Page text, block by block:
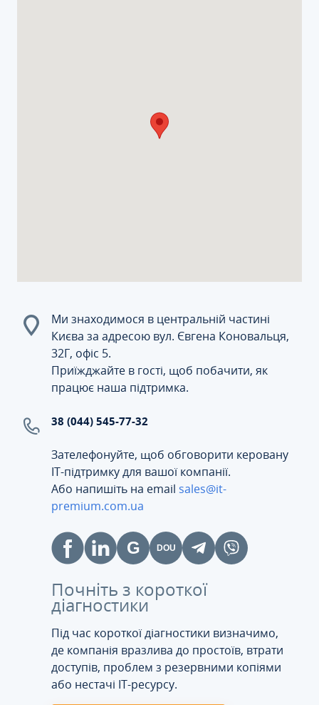
Ми знаходимося в центральній частині
Києва за адресою вул. Євгена Коновальця,
32Г, офіс 5.
Приїжджайте в гості, щоб побачити, як
працює наша підтримка.
38 (044) 545-77-32
Зателефонуйте, щоб обговорити керовану
ІТ-підтримку для вашої компанії.
Або напишіть на email sales@it-
premium.com.ua
Почніть з короткої
діагностики
Під час короткої діагностики визначимо,
де компанія вразлива до простоїв, втрати
доступів, проблем з резервними копіями
або нестачі IT-ресурсу.